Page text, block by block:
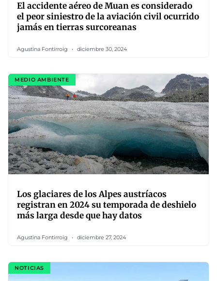
El accidente aéreo de Muan es considerado
el peor siniestro de la aviación civil ocurrido
jamás en tierras surcoreanas
Agustina Fontirroig diciembre 30, 2024
MEDIO AMBIENTE
Los glaciares de los Alpes austríacos
registran en 2024 su temporada de deshielo
más larga desde que hay datos
Agustina Fontirroig diciembre 27, 2024
NOTICIAS